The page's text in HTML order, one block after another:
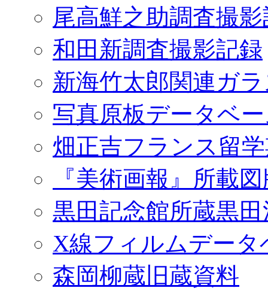
尾高鮮之助調査撮
和田新調査撮影記録
新海竹太郎関連ガ
写真原板データベ
畑正吉フランス留
『美術画報』所載
黒田記念館所蔵黒
X線フィルムデータ
森岡柳蔵旧蔵資料